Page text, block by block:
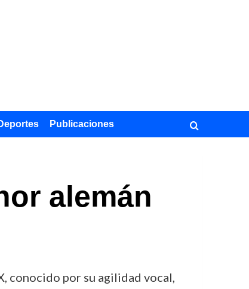
Publicaciones
alemán
conocido por su agilidad vocal,